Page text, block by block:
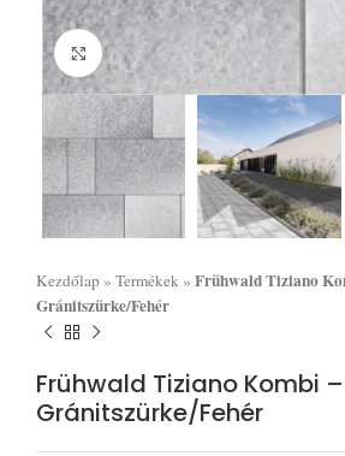
Click to enlarge
Kezdőlap » Termékek » Frühwald Tiziano
Gránitszürke/Fehér
Frühwald Tiziano Kombi –
Gránitszürke/Fehér